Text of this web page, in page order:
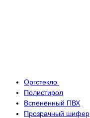
Оргстекло
Полистирол
Вспененный ПВХ
Прозрачный шифер